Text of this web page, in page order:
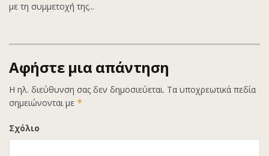
με τη συμμετοχή της...
Αφήστε μια απάντηση
Η ηλ. διεύθυνση σας δεν δημοσιεύεται. Τα υποχρεωτικά πεδία
σημειώνονται με *
Σχόλιο